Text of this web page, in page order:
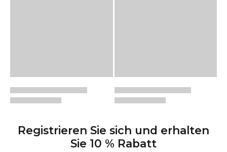
Registrieren Sie sich und erhalten
Sie 10 % Rabatt